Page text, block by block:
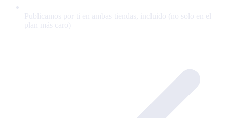
Publicamos por ti en ambas tiendas, incluido (no solo en el
plan más caro)